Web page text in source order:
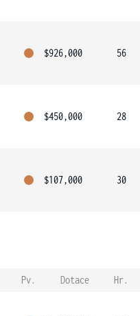
$926,000
56
$450,000
28
$107,000
30
Pv. Dotace
Hr.